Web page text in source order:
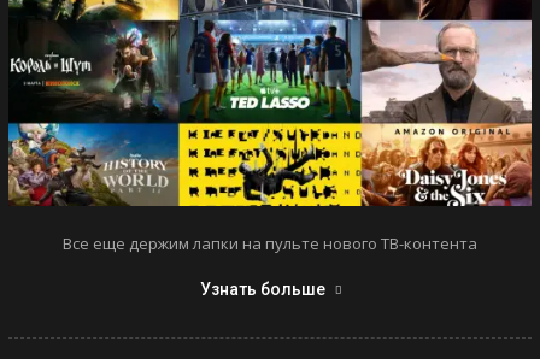
Все еще держим лапки на пульте нового ТВ-контента
Узнать больше